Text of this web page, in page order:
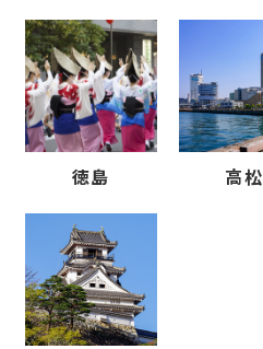
徳島 高松